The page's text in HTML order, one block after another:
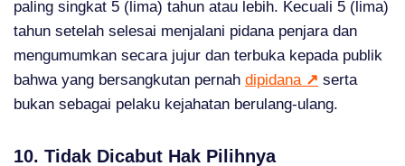
paling singkat 5 (lima) tahun atau lebih. Kecuali 5 (lima)
tahun setelah selesai menjalani pidana penjara dan
mengumumkan secara jujur dan terbuka kepada publik
bahwa yang bersangkutan pernah dipidana ↗ serta
bukan sebagai pelaku kejahatan berulang-ulang.
10. Tidak Dicabut Hak Pilihnya